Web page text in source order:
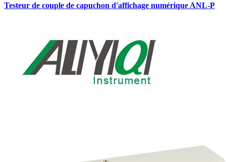
Testeur de couple de capuchon d'affichage numérique ANL-P